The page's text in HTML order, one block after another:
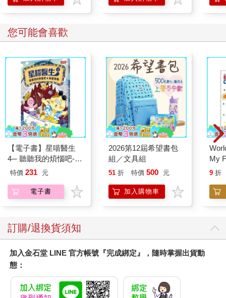
您可能會喜歡
【電子書】星喵醫生
4─ 聽聽我的煩惱吧-假
期挑戰
特價 231 元
電子書
2026第12屆希望書包
組／文具組
51 折 特價 500 元
加入購物車
My
9 折
訂購/退換貨須知
加入金石堂 LINE 官方帳號『完成綁定』，隨時掌握出貨動
態：